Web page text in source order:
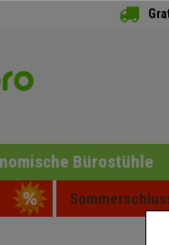
Bürostühle